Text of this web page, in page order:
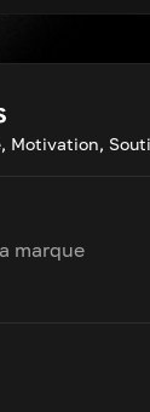
Motivation,
marque